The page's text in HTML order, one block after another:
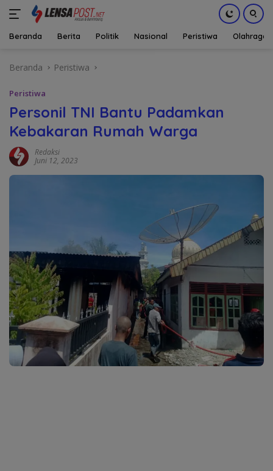
Beranda Berita Politik Nasional Peristiwa Olahraga
Beranda Peristiwa
Peristiwa
Personil TNI Bantu Padamkan
Kebakaran Rumah Warga
Redaksi
Juni 12, 2023